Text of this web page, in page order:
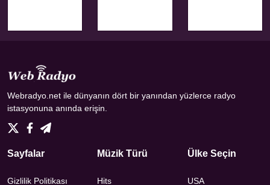
Webradyo.net ile dünyanın dört bir yanından yüzlerce radyo
istasyonuna anında erişin.
Sayfalar
Gizlilik Politikası
Müzik Türü
Hits
Ülke Seçin
USA